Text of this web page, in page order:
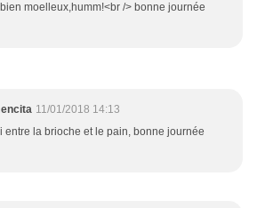
moelleux,humm!<br /> bonne journée
11/01/2018 14:13
entre la brioche et le pain, bonne journée